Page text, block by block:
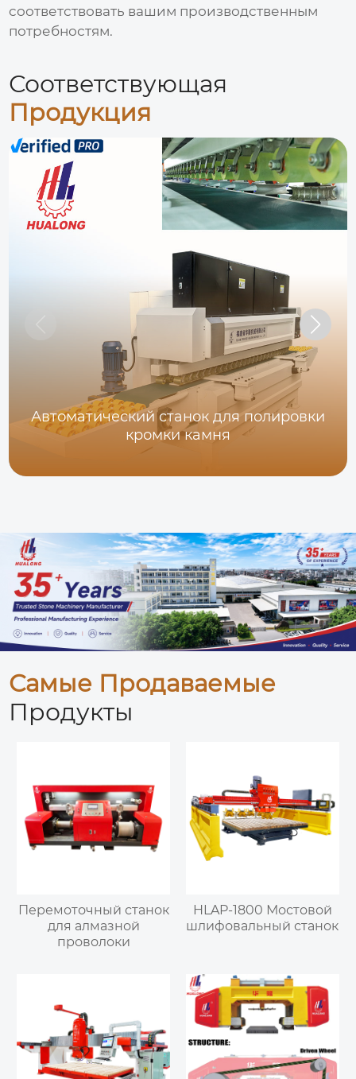
соответствовать вашим производственным
потребностям.
Соответствующая
Продукция
Автоматический станок для полировки
кромки камня
Самые Продаваемые
Продукты
Перемоточный станок
для алмазной
проволоки
HLAP-1800 Мостовой
шлифовальный станок